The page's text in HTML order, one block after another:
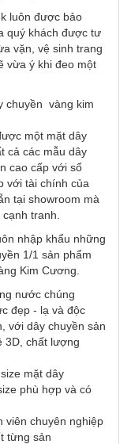
luôn được bảo
quý khách được tư
vặn, vệ sinh trang
vừa ý khi đeo một
chuyền vàng kim
một mặt dây
cả các mẫu dây
cao cấp với số
với tài chính của
tại showroom mà
tranh.
nhập khẩu những
1/1 sản phẩm
Kim Cương.
nước chúng
đẹp - lạ và độc
với dây chuyền sản
3D, chất lượng
mặt dây
phù hợp và có
viên chuyên nghiệp
từng sản